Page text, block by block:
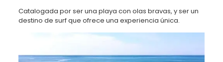
Catalogada por ser una playa con olas bravas, y ser un
destino de surf que ofrece una experiencia única.